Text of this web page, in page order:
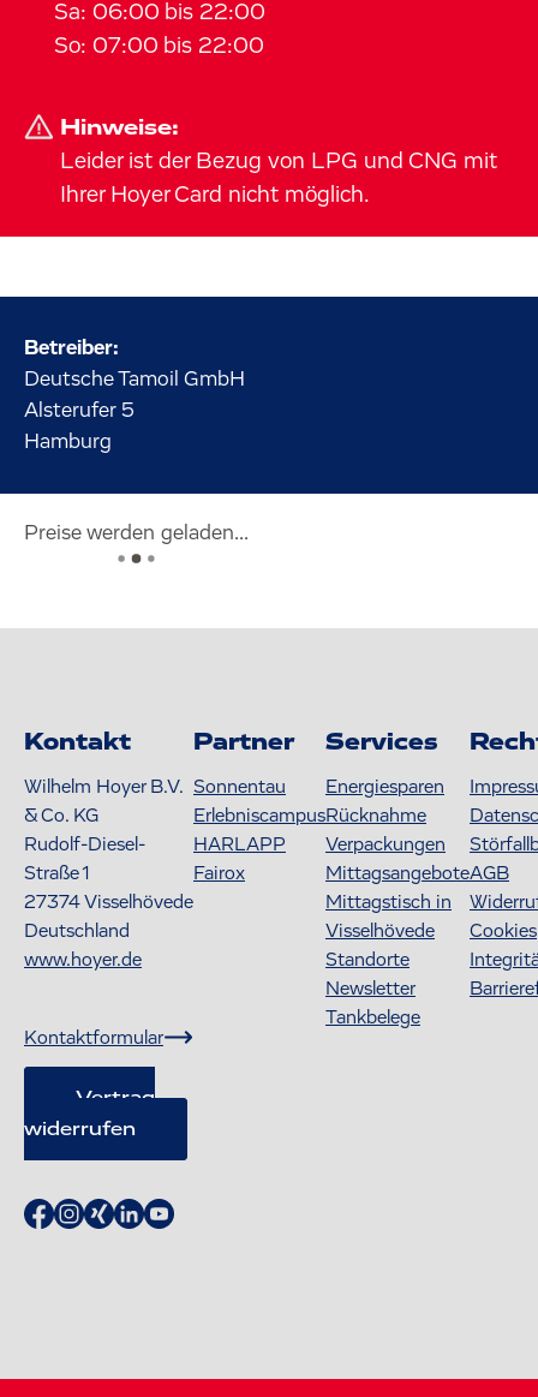
Sa: 06:00 bis 22:00
So: 07:00 bis 22:00
Hinweise:
Leider ist der Bezug von LPG und CNG mit
Ihrer Hoyer Card nicht möglich.
Betreiber:
Deutsche Tamoil GmbH
Alsterufer 5
Hamburg
Preise werden geladen...
Kontakt
Wilhelm Hoyer B.V.
& Co. KG
Rudolf-Diesel-
Straße 1
27374Visselhövede
Deutschland
www.hoyer.de
Kontaktformular
Vertrag
widerrufen
Partner
Sonnentau
Erlebniscampus
HARLAPP
Fairox
Services
Energiesparen
Rücknahme
Verpackungen
Mittagsangebote
Mittagstisch in
Visselhövede
Standorte
Newsletter
Tankbelege
AGB
Cookies